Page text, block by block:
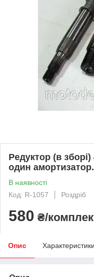
Редуктор (в
один амортизатор.
В наявності
Код: R-1057
Роздріб
580 ₴/
Опис Характеристики